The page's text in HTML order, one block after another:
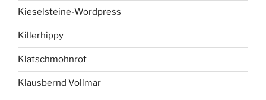
Kieselsteine-Wordpress
Killerhippy
Klatschmohnrot
Klausbernd Vollmar